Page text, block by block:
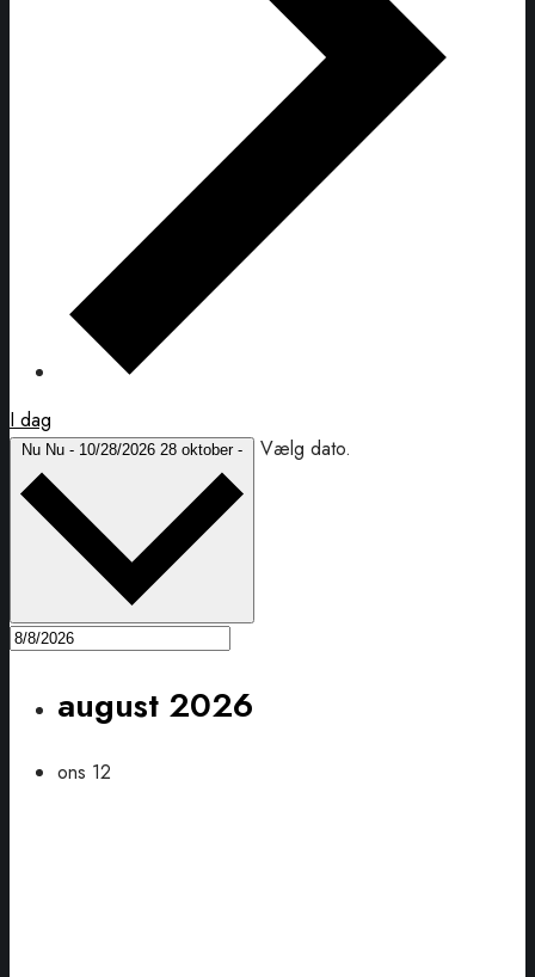
I dag
Nu Nu - 10/28/2026 28 oktober - Vælg dato.
august 2026
ons 12